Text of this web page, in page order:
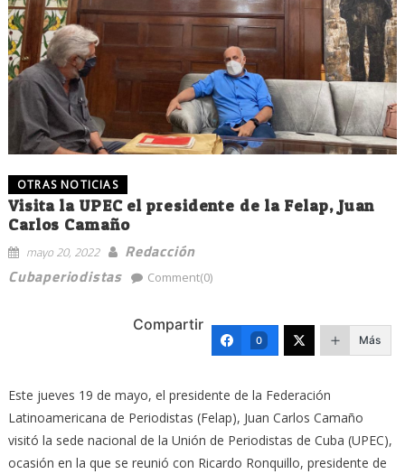
OTRAS NOTICIAS
Visita la UPEC el presidente de la Felap, Juan
Carlos Camaño
mayo 20, 2022
Redacción
Cubaperiodistas
Comment(0)
Compartir
0 Más
Este jueves 19 de mayo, el presidente de la Federación
Latinoamericana de Periodistas (Felap), Juan Carlos Camaño
visitó la sede nacional de la Unión de Periodistas de Cuba (UPEC),
ocasión en la que se reunió con Ricardo Ronquillo, presidente de